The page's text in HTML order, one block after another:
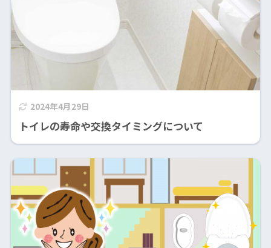
2024年4月29日
トイレの寿命や交換タイミングについて